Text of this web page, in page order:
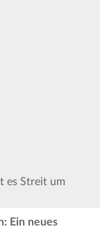
es Streit um
Ein neues